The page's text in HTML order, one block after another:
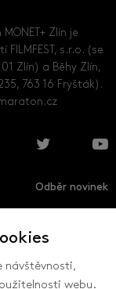
Zlín je
s.r.o. (se
Zlín) a Běhy Zlín,
763 16 Fryšták).
Odběr novinek
návštěvnosti,
webu.